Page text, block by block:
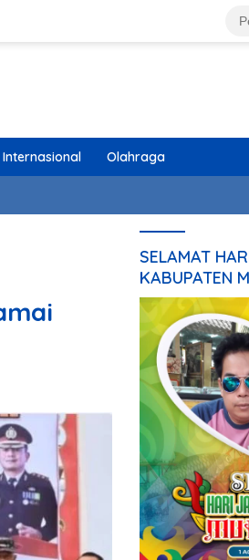
Internasional Olahraga
SELAMAT
KABUPATEN